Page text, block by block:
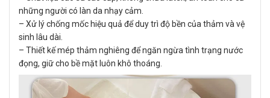
những người có làn da nhạy cảm.
– Xử lý chống mốc hiệu quả để duy trì độ bền của thảm và vệ
sinh lâu dài.
– Thiết kế mép thảm nghiêng để ngăn ngừa tình trạng nước
đọng, giữ cho bề mặt luôn khô thoáng.